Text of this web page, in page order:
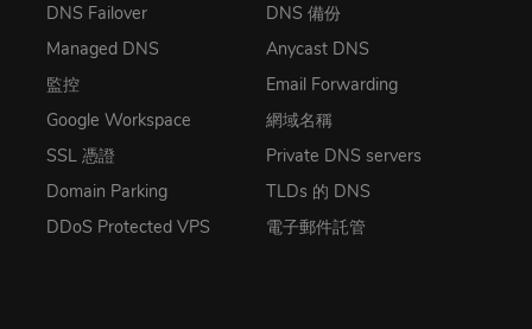
DNS Failover
Managed DNS
監控
Google Workspace
SSL 憑證
Domain Parking
DDoS Protected VPS
DNS 備份
Anycast DNS
Email Forwarding
網域名稱
Private DNS servers
TLDs 的 DNS
電子郵件託管